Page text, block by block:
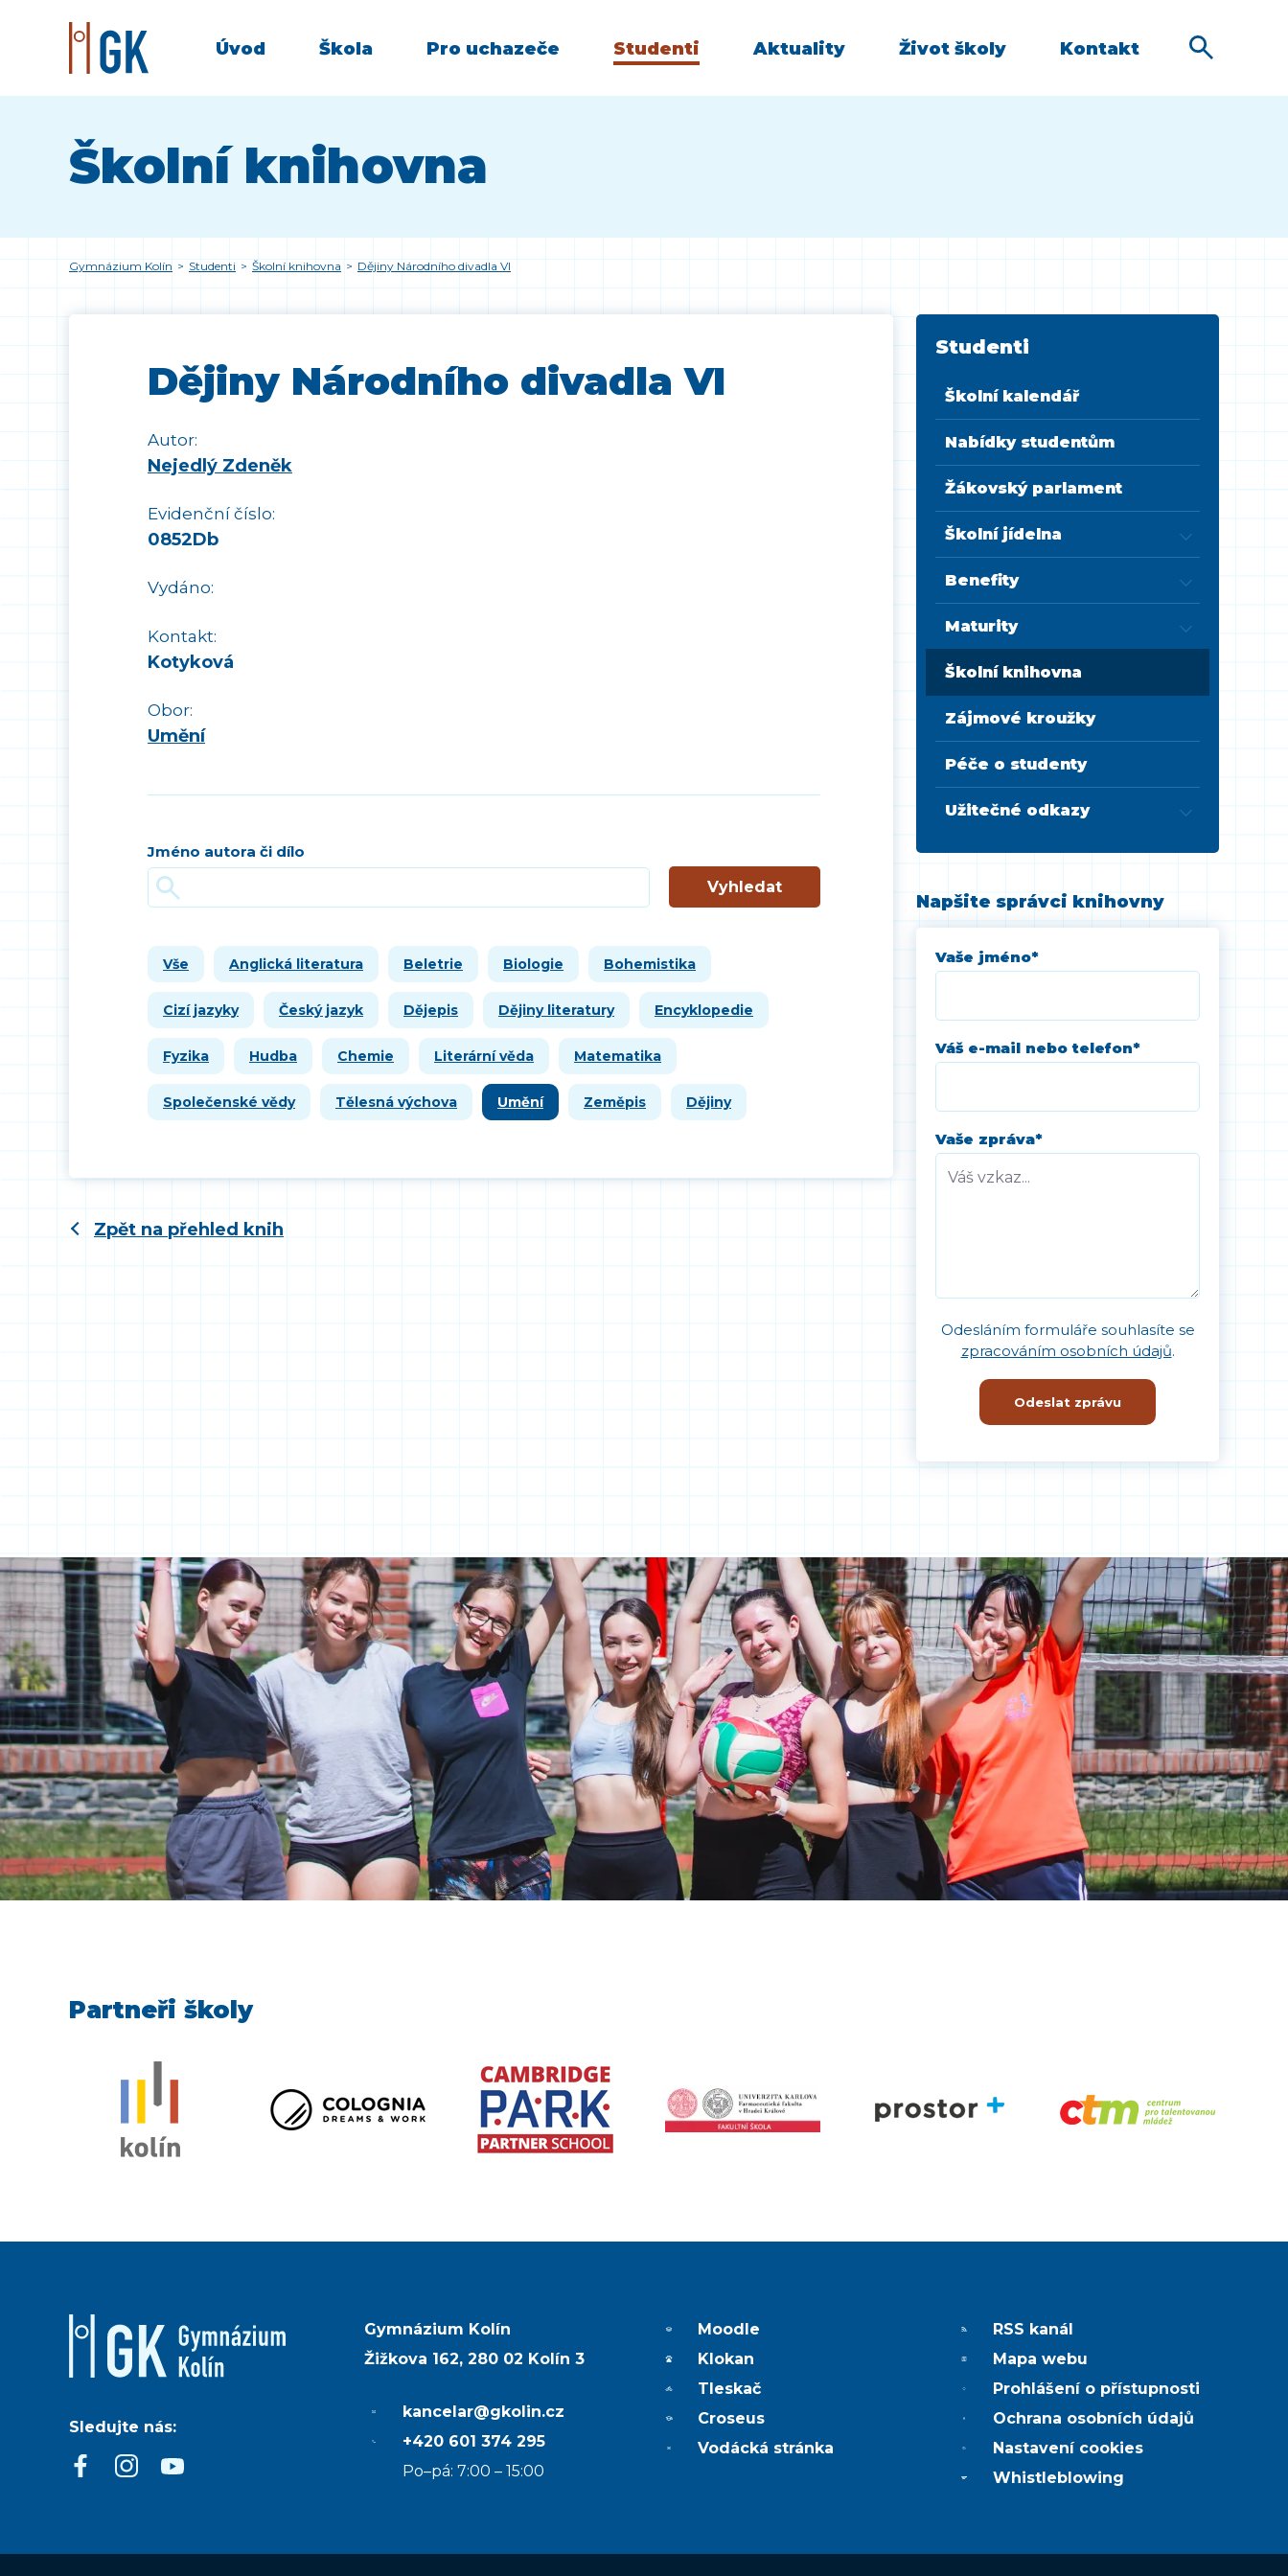
Úvod Škola Pro uchazeče Studenti Aktuality Život školy Kontakt
Školní knihovna
Gymnázium Kolín > Studenti > Školní knihovna > Dějiny Národního divadla VI
Dějiny Národního divadla VI
Autor:
Nejedlý Zdeněk
Evidenční číslo:
0852Db
Vydáno:
Kontakt:
Kotyková
Obor:
Umění
Jméno autora či dílo
Vyhledat
Vše Anglická literatura Beletrie Biologie Bohemistika
Cizí jazyky Český jazyk Dějepis Dějiny literatury Encyklopedie
Fyzika Hudba Chemie Literární věda Matematika
Společenské vědy Tělesná výchova Umění Zeměpis Dějiny
Zpět na přehled knih
Studenti
Školní kalendář
Nabídky studentům
Žákovský parlament
Školní jídelna
Benefity
Maturity
Školní knihovna
Zájmové kroužky
Péče o studenty
Užitečné odkazy
Napšite správci knihovny
Vaše jméno*
Váš e-mail nebo telefon*
Vaše zpráva*
Odesláním formuláře souhlasíte se
zpracováním osobních údajů.
Odeslat zprávu
Partneři školy
Sledujte nás:
Gymnázium Kolín
Žižkova 162, 280 02 Kolín 3
kancelar@gkolin.cz
+420 601 374 295
Po–pá: 7:00 – 15:00
Moodle
Klokan
Tleskač
Croseus
Vodácká stránka
RSS kanál
Mapa webu
Prohlášení o přístupnosti
Ochrana osobních údajů
Nastavení cookies
Whistleblowing